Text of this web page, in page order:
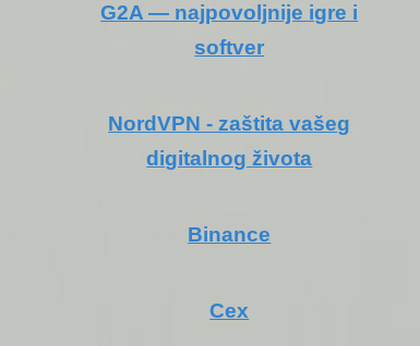
G2A — najpovoljnije igre i
softver
NordVPN - zaštita vašeg
digitalnog života
Binance
Cex